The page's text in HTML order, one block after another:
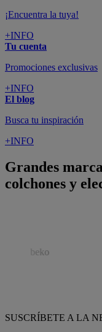
¡Encuentra la tuya!
+INFO
Tu cuenta
Promociones exclusivas
+INFO
El blog
Busca tu inspiración
+INFO
Grandes
colchones y
SUSCRÍBETE A LA